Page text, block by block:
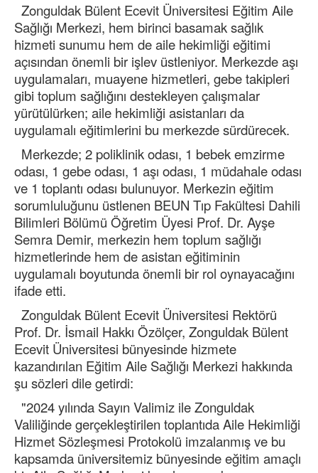
Zonguldak Bülent Ecevit Üniversitesi Eğitim Aile
Sağlığı Merkezi, hem birinci basamak sağlık
hizmeti sunumu hem de aile hekimliği eğitimi
açısından önemli bir işlev üstleniyor. Merkezde aşı
uygulamaları, muayene hizmetleri, gebe takipleri
gibi toplum sağlığını destekleyen çalışmalar
yürütülürken; aile hekimliği asistanları da
uygulamalı eğitimlerini bu merkezde sürdürecek.
Merkezde; 2 poliklinik odası, 1 bebek emzirme
odası, 1 gebe odası, 1 aşı odası, 1 müdahale odası
ve 1 toplantı odası bulunuyor. Merkezin eğitim
sorumluluğunu üstlenen BEUN Tıp Fakültesi Dahili
Bilimleri Bölümü Öğretim Üyesi Prof. Dr. Ayşe
Semra Demir, merkezin hem toplum sağlığı
hizmetlerinde hem de asistan eğitiminin
uygulamalı boyutunda önemli bir rol oynayacağını
ifade etti.
Zonguldak Bülent Ecevit Üniversitesi Rektörü
Prof. Dr. İsmail Hakkı Özölçer, Zonguldak Bülent
Ecevit Üniversitesi bünyesinde hizmete
kazandırılan Eğitim Aile Sağlığı Merkezi hakkında
şu sözleri dile getirdi:
"2024 yılında Sayın Valimiz ile Zonguldak
Valiliğinde gerçekleştirilen toplantıda Aile Hekimliği
Hizmet Sözleşmesi Protokolü imzalanmış ve bu
kapsamda üniversitemiz bünyesinde eğitim amaçlı